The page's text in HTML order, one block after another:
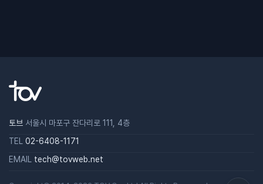
토브 서울시 마포구 잔다리로 111, 4층
TEL 02-6408-1171
EMAIL tech@tovweb.net